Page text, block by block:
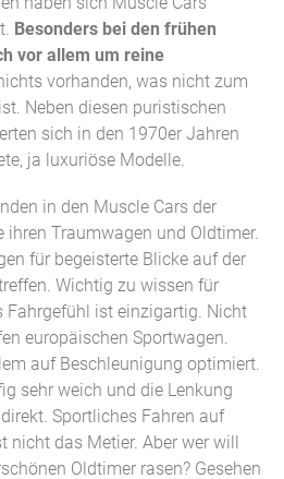
Besonders bei den frühen
vor allem um reine
vorhanden, was nicht zum
Neben diesen puristischen
sich in den 1970er Jahren
ja luxuriöse Modelle.
in den Muscle Cars der
ihren Traumwagen und Oldtimer.
für begeisterte Blicke auf der
Wichtig zu wissen für
Fahrgefühl ist einzigartig. Nicht
europäischen Sportwagen.
auf Beschleunigung optimiert.
sehr weich und die Lenkung
Sportliches Fahren auf
nicht das Metier. Aber wer will
Oldtimer rasen? Gesehen